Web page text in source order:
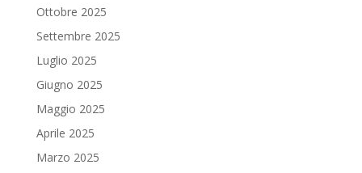
Ottobre 2025
Settembre 2025
Luglio 2025
Giugno 2025
Maggio 2025
Aprile 2025
Marzo 2025